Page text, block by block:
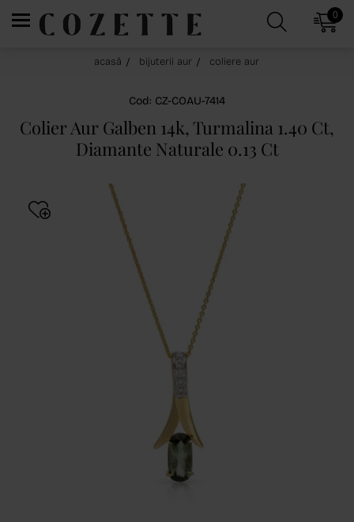
0
acasă bijuterii aur coliere aur
Cod: CZ-COAU-7414
Colier Aur Galben 14k, Turmalina 1.40 Ct,
Diamante Naturale 0.13 Ct